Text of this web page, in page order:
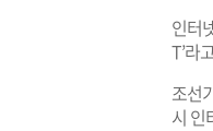
인터
T’라
조선
시 인